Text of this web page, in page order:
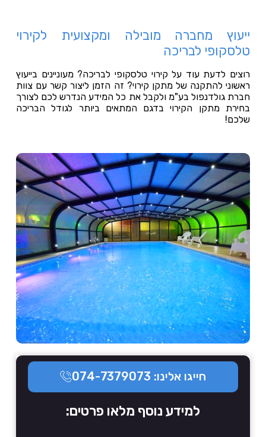
ייעוץ מחברה מובילה ומקצועית לקירוי
טלסקופי לבריכה
רוצים לדעת עוד על קירוי טלסקופי לבריכה? מעוניינים בייעוץ
ראשוני להתקנה של מתקן קירוי? זה הזמן ליצור קשר עם צוות
חברת גולדנפול בע"מ ולקבל את כל המידע הנדרש לכם לצורך
בחירת מתקן הקירוי בדגם המתאים ביותר לגודל הבריכה
שלכם!
חייגו אלינו: 074-7379073
למידע נוסף מלאו פרטים: